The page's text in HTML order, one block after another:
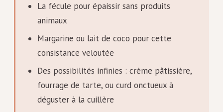
La fécule pour épaissir sans produits
animaux
Margarine ou lait de coco pour cette
consistance veloutée
Des possibilités infinies : crème pâtissière,
fourrage de tarte, ou curd onctueux à
déguster à la cuillère